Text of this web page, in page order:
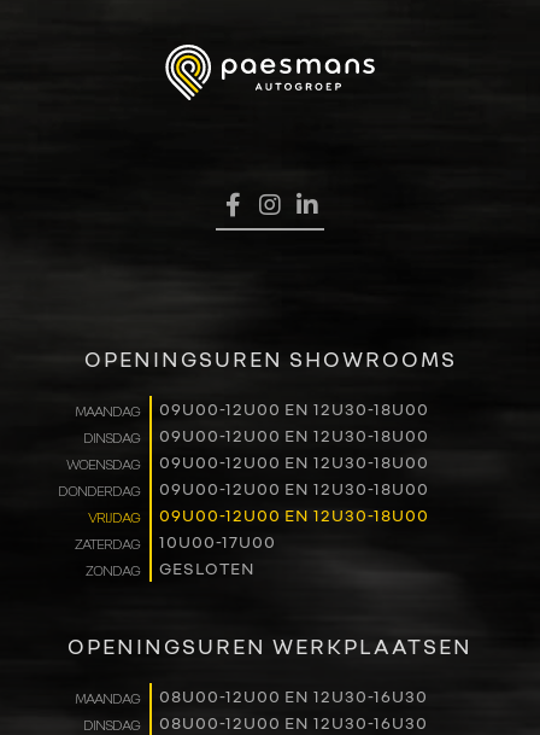
RENAULT PRO+
NAVERKOOP
VERHUUR
NIEUWS
OVER ONS
WERKEN BIJ
OPENINGSUREN SHOWROOMS
MAANDAG 09U00-12U00 EN 12U30-18U00
DINSDAG 09U00-12U00 EN 12U30-18U00
WOENSDAG 09U00-12U00 EN 12U30-18U00
DONDERDAG 09U00-12U00 EN 12U30-18U00
VRIJDAG 09U00-12U00 EN 12U30-18U00
ZATERDAG 10U00-17U00
ZONDAG GESLOTEN
OPENINGSUREN WERKPLAATSEN
MAANDAG 08U00-12U00 EN 12U30-16U30
DINSDAG 08U00-12U00 EN 12U30-16U30